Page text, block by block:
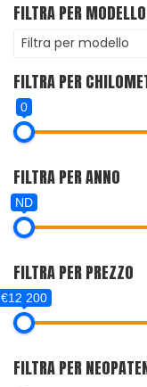
FILTRA PER MODELLO
Filtra per modello
FILTRA PER
0
FILTRA PER ANNO
ND
FILTRA PER PREZZO
€12 200
FILTRA PER